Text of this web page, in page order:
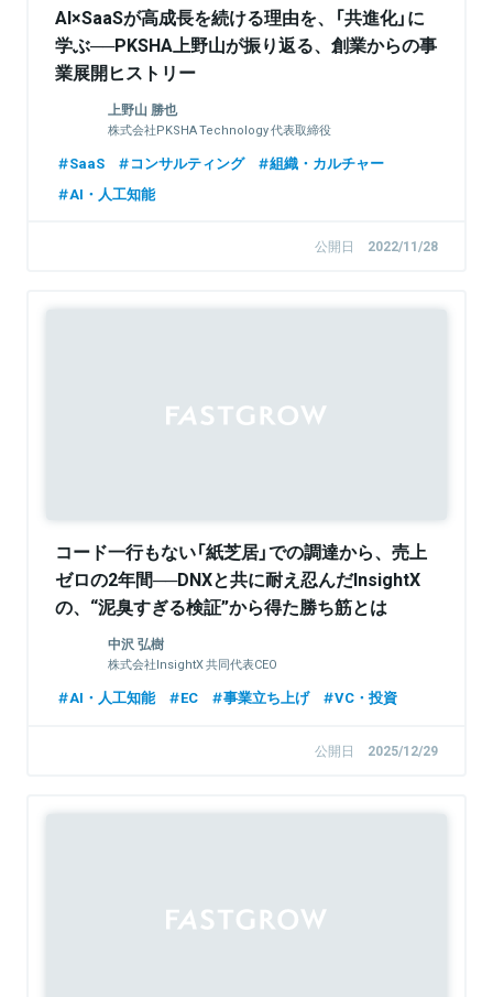
AI×SaaSが高成長を続ける理由を、「共進化」に
学ぶ──PKSHA上野山が振り返る、創業からの事
業展開ヒストリー
上野山 勝也
株式会社PKSHA Technology 代表取締役
SaaS コンサルティング
組織・カルチャー
AI・人工知能
公開日 2022/11/28
コード一行もない「紙芝居」での調達から、売上
ゼロの2年間──DNXと共に耐え忍んだInsightX
の、“泥臭すぎる検証”から得た勝ち筋とは
中沢 弘樹
株式会社InsightX 共同代表CEO
AI・人工知能 EC 事業立ち上げ VC・投資
公開日 2025/12/29